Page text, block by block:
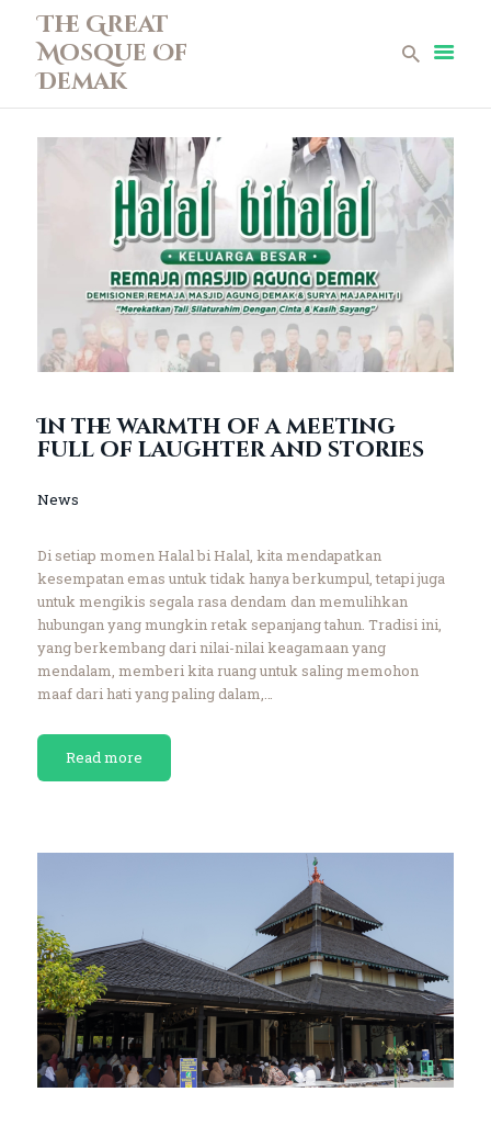
The Great
Mosque Of
Demak
The Great Mosque Of Demak
Teen Mosque
Museum Collections
Gallery
Infaq
In the warmth of a meeting
full of laughter and stories
News
Di setiap momen Halal bi Halal, kita mendapatkan
kesempatan emas untuk tidak hanya berkumpul, tetapi juga
untuk mengikis segala rasa dendam dan memulihkan
hubungan yang mungkin retak sepanjang tahun. Tradisi ini,
yang berkembang dari nilai-nilai keagamaan yang
mendalam, memberi kita ruang untuk saling memohon
maaf dari hati yang paling dalam,…
Read more